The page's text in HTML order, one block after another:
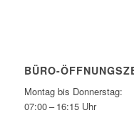
BÜRO-
Montag bis Donnerstag:
07:00 – 16:15 Uhr